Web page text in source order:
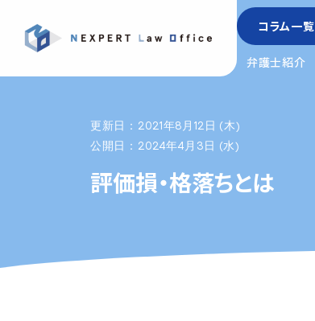
コラム一覧
弁護士紹介
更新日：2021年8月12日 (木)
公開日：2024年4月3日 (水)
評価損・格落ちとは